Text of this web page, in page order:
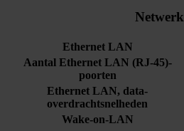
Netwerk
Ethernet LAN
Aantal Ethernet LAN (RJ-45)-
poorten
Ethernet LAN, data-
overdrachtsnelheden
Wake-on-LAN